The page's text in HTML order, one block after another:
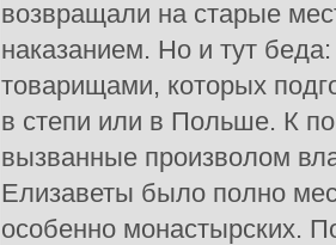
возвращали на старые
наказанием. Но и тут
товарищами, которых
в степи или в Польше. К
вызванные произволом
Елизаветы было полно
особенно монастырских.